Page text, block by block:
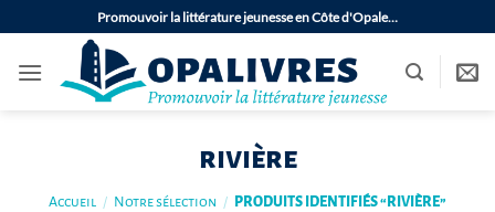
au
contenu
Promouvoir la littérature jeunesse en Côte d'Opale…
rivière
Accueil / Notre sélection / PRODUITS IDENTIFIÉS “RIVIÈRE”